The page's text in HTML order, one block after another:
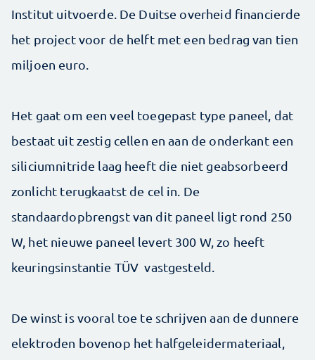
Institut uitvoerde. De Duitse overheid financierde
het project voor de helft met een bedrag van tien
miljoen euro.
Het gaat om een veel toegepast type paneel, dat
bestaat uit zestig cellen en aan de onderkant een
siliciumnitride laag heeft die niet geabsorbeerd
zonlicht terugkaatst de cel in. De
standaardopbrengst van dit paneel ligt rond 250
W, het nieuwe paneel levert 300 W, zo heeft
keuringsinstantie TÜV vastgesteld.
De winst is vooral toe te schrijven aan de dunnere
elektroden bovenop het halfgeleidermateriaal,